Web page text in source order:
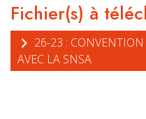
Fichier(s) à
26-23 :
AVEC LA SNSA